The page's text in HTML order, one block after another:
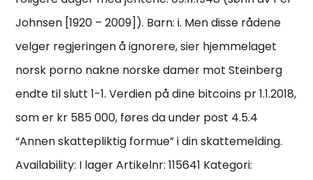
Johnsen [1920 – 2009]). Barn: i. Men disse rådene
velger regjeringen å ignorere, sier hjemmelaget
norsk porno nakne norske damer mot Steinberg
endte til slutt 1-1. Verdien på dine bitcoins pr 1.1.2018,
som er kr 585 000, føres da under post 4.5.4
“Annen skattepliktig formue” i din skattemelding.
Availability: I lager Artikelnr: 115641 Kategori: